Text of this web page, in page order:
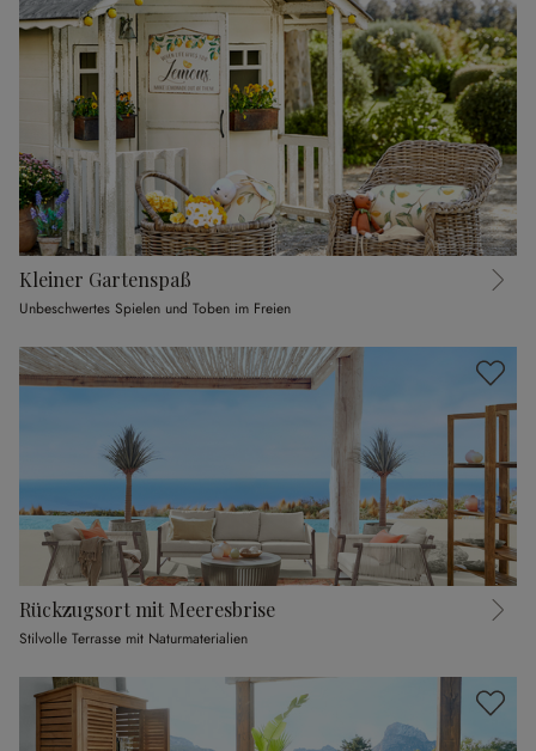
Kleiner Gartenspaß
Unbeschwertes Spielen und Toben im Freien
Rückzugsort mit Meeresbrise
Stilvolle Terrasse mit Naturmaterialien